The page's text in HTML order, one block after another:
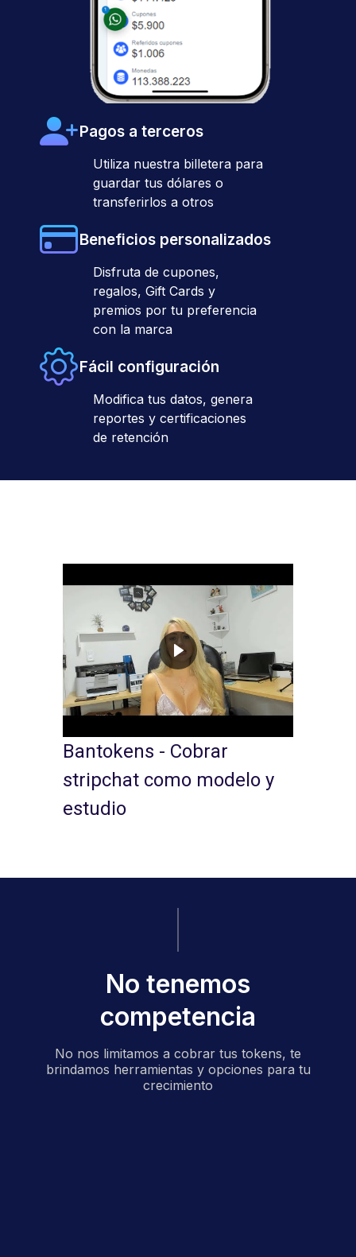
Pagos a terceros
Utiliza nuestra billetera para
guardar tus dólares o
transferirlos a otros
Beneficios personalizados
Disfruta de cupones,
regalos, Gift Cards y
premios por tu preferencia
con la marca
Fácil configuración
Modifica tus datos, genera
reportes y certificaciones
de retención
Bantokens - Cobrar
stripchat como modelo y
estudio
No tenemos
competencia
No nos limitamos a cobrar tus tokens, te
brindamos herramientas y opciones para tu
crecimiento